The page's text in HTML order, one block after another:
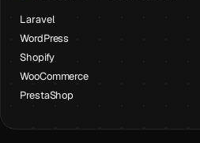
Laravel
WordPress
Shopify
WooCommerce
PrestaShop